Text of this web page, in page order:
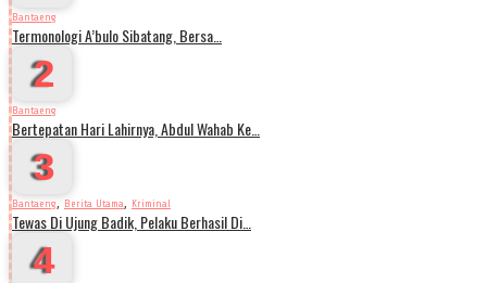
Bantaeng
Termonologi A’bulo Sibatang, Bersa…
2
Bantaeng
Bertepatan Hari Lahirnya, Abdul Wahab Ke…
3
Bantaeng, Berita Utama, Kriminal
Tewas Di Ujung Badik, Pelaku Berhasil Di…
4